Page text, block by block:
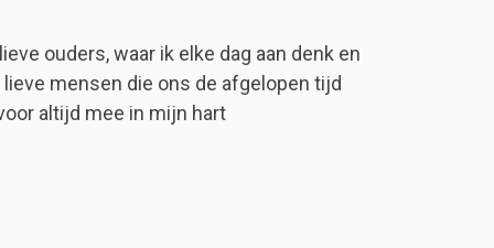
ouders, waar ik elke dag aan denk en
lieve mensen die ons de afgelopen tijd
altijd mee in mijn hart